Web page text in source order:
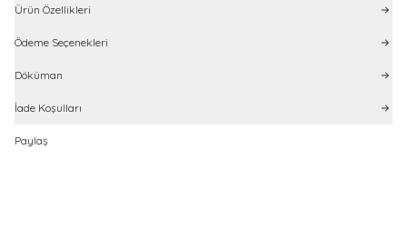
Ürün Özellikleri
Ödeme Seçenekleri
Döküman
İade Koşulları
Paylaş